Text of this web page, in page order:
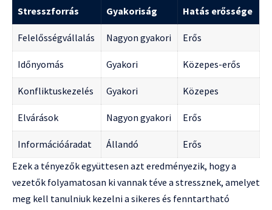
Stresszforrás
Gyakoriság Hatás erőssége
Felelősségvállalás Nagyon gyakori Erős
Időnyomás Gyakori Közepes-erős
Konfliktuskezelés Gyakori Közepes
Elvárások Nagyon gyakori Erős
Információáradat Állandó
Erős
Ezek a tényezők együttesen azt eredményezik, hogy a
vezetők folyamatosan ki vannak téve a stressznek, amelyet
meg kell tanulniuk kezelni a sikeres és fenntartható